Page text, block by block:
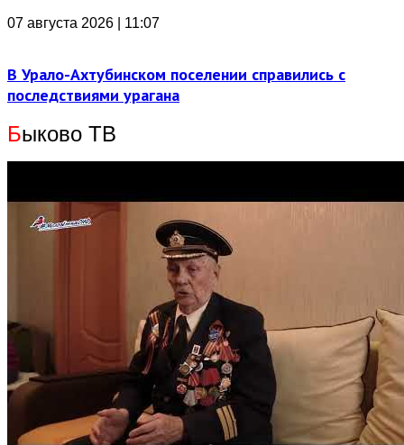
07 августа 2026 | 11:07
В Урало-Ахтубинском поселении справились с
последствиями урагана
Быково ТВ